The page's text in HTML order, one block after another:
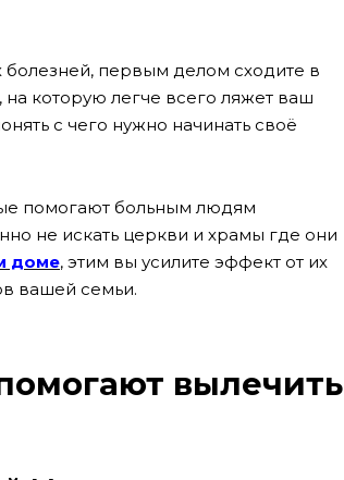
болезней, первым делом сходите в
которую легче всего ляжет ваш
с чего нужно начинать своё
помогают больным людям
не искать церкви и храмы где они
доме, этим вы усилите эффект от их
вашей семьи.
вылечить